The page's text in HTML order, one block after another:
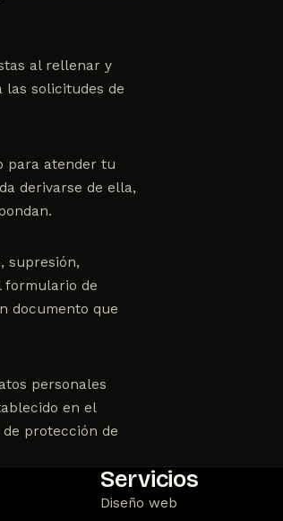
al rellenar y
las solicitudes de
para atender tu
derivarse de ella,
supresión,
formulario de
documento que
personales
en el
de protección de
Servicios
Diseño web